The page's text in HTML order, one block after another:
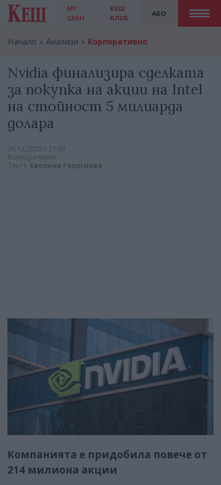
MY
CASH
АБО
КЕШ
КЛУБ
Начало Анализи Корпоративно
Nvidia финализира сделката
за покупка на акции на Intel
на стойност 5 милиарда
долара
29.12.2025 / 21:00
Корпоративно
Текст: Евелина Георгиева
Компанията е придобила повече от
214 милиона акции